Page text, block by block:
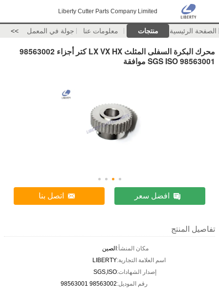
Liberty Cutter Parts Company Limited
الصفحة الرئيسية منتجات معلومات عنا جولة في المعمل >>
محرك البكرة السفلى المثلث LX VX HX كتر أجزاء 98563002
98563001 SGS ISO موافقة
افضل سعر اتصل بنا
تفاصيل المنتج
مكان المنشأ:الصين
اسم العلامة التجارية:LIBERTY
إصدار الشهادات:SGS,ISO
رقم الموديل:98563002 98563001